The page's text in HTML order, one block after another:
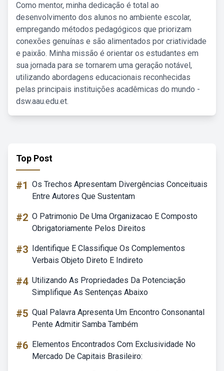
Como mentor, minha dedicação é total ao
desenvolvimento dos alunos no ambiente escolar,
empregando métodos pedagógicos que priorizam
conexões genuínas e são alimentados por criatividade
e paixão. Minha missão é orientar os estudantes em
sua jornada para se tornarem uma geração notável,
utilizando abordagens educacionais reconhecidas
pelas principais instituições acadêmicas do mundo -
dsw.aau.edu.et.
Top Post
#1 Os Trechos Apresentam Divergências Conceituais
Entre Autores Que Sustentam
#2 O Patrimonio De Uma Organizacao E Composto
Obrigatoriamente Pelos Direitos
#3 Identifique E Classifique Os Complementos
Verbais Objeto Direto E Indireto
#4 Utilizando As Propriedades Da Potenciação
Simplifique As Sentenças Abaixo
#5 Qual Palavra Apresenta Um Encontro Consonantal
Pente Admitir Samba Também
#6 Elementos Encontrados Com Exclusividade No
Mercado De Capitais Brasileiro: